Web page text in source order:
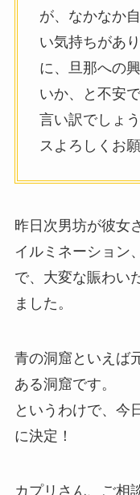
が、なかなか
い気持ちがあ
に、旦那への
いか、と不安
言い訳でしょ
スよろしくお
昨日次男坊が彼女
イルミネーション
で、大変な賑わい
ました。
青の洞窟といえば
ある洞窟です。
というわけで、今
に決定！
カプリさん、ご相